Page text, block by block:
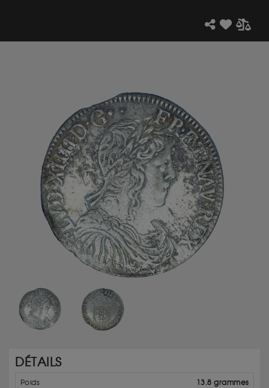
DÉTAILS
Poids 13.8 grammes